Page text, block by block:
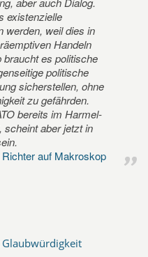
existenzielle
werden, weil dies in
Handeln
es politische
politische
sicherstellen, ohne
zu gefährden.
bereits im Harmel-
scheint aber jetzt in
auf Makroskop